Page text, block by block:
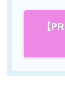
【